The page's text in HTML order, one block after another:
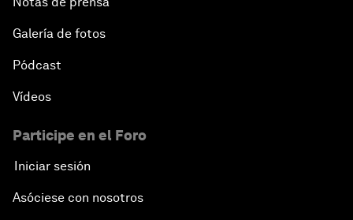
Galería de fotos
Pódcast
Vídeos
Participe en el Foro
Iniciar sesión
Asóciese con nosotros